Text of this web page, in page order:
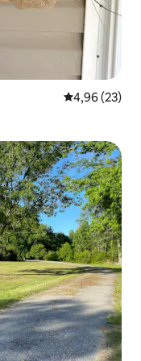
4,96 de uma
4,96 (23)